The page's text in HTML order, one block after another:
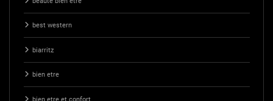
best western
biarritz
bien etre